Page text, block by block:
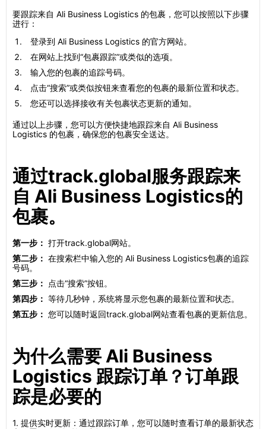
要跟踪来自 Ali Business Logistics 的包裹，您可以按照以下步骤
进行：
登录到 Ali Business Logistics 的官方网站。
在网站上找到“包裹跟踪”或类似的选项。
输入您的包裹的追踪号码。
点击“搜索”或类似按钮来查看您的包裹的最新位置和状态。
您还可以选择接收有关包裹状态更新的通知。
通过以上步骤，您可以方便快捷地跟踪来自 Ali Business
Logistics 的包裹，确保您的包裹安全送达。
通过track.global服务跟踪来
自 Ali Business Logistics的
包裹。
第一步： 打开track.global网站。
第二步： 在搜索栏中输入您的 Ali Business Logistics包裹的追踪
号码。
第三步：
点击“搜索”按钮。
第四步： 等待几秒钟，系统将显示您包裹的最新位置和状态。
第五步： 您可以随时返回track.global网站查看包裹的更新信息。
为什么需要 Ali Business
Logistics 跟踪订单？订单跟
踪是必要的
1. 提供实时更新：通过跟踪订单，您可以随时查看订单的最新状态